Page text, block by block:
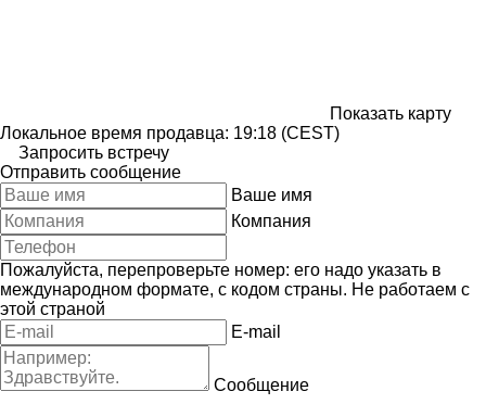
Показать карту
Локальное время продавца: 19:18 (CEST)
Запросить встречу
Отправить сообщение
Ваше имя
Компания
Пожалуйста, перепроверьте номер: его надо указать в
международном формате, с кодом страны. Не работаем с
этой страной
E-mail
Сообщение